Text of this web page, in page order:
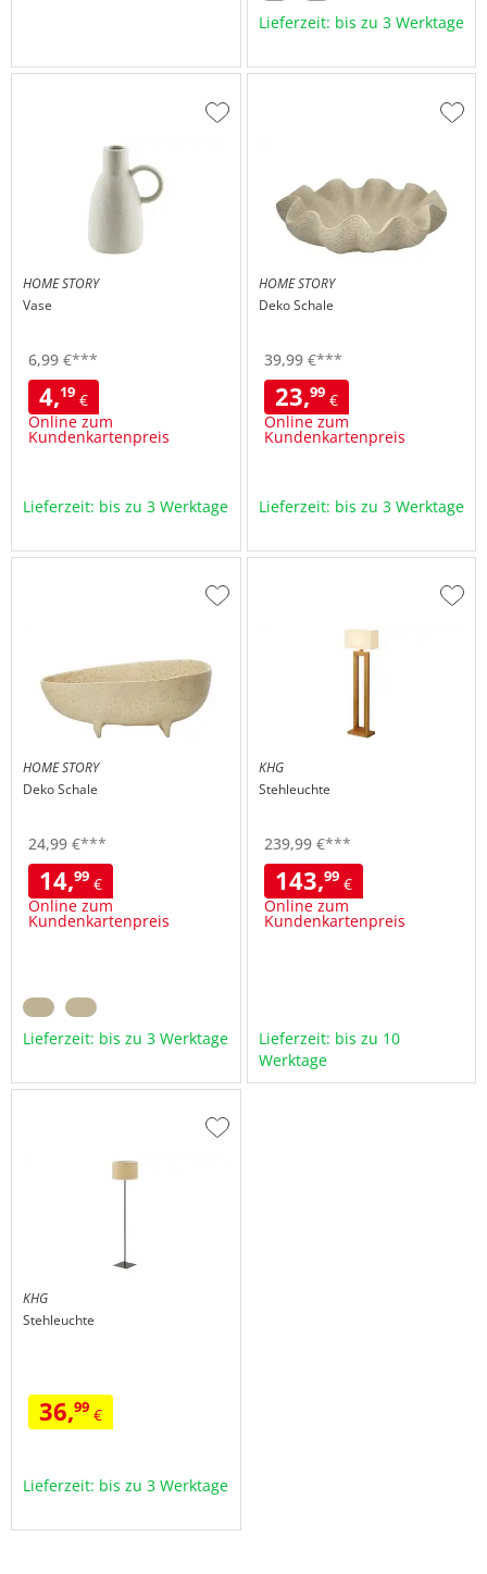
Lieferzeit: bis zu 3 Werktage
HOME STORY
Vase
6,99 €***
4,19 €
Online zum
Kundenkartenpreis
Zur
Lieferzeit: bis zu 3 Werktage
HOME STORY
Deko Schale
39,99€***
23,99€
Online zum
Kundenkartenpreis
Zur
Lieferzeit: bis zu 3 Werktage
HOME STORY
Deko Schale
24,99 €***
14,99 €
Online zum
Kundenkartenpreis
Zur
Lieferzeit: bis zu 3 Werktage
KHG
Stehleuchte
239,99€***
143,99€
Online zum
Kundenkartenpreis
Zur
Lieferzeit: bis zu 10
Werktage
KHG
Stehleuchte
36,99 €
Zur
Lieferzeit: bis zu 3 Werktage